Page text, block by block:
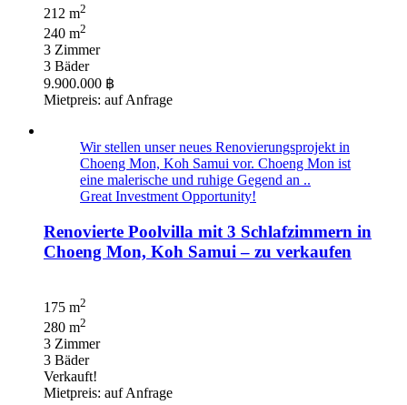
212 m2
240 m2
3 Zimmer
3 Bäder
9.900.000 ฿
Mietpreis: auf Anfrage
Wir stellen unser neues Renovierungsprojekt in
Choeng Mon, Koh Samui vor. Choeng Mon ist
eine malerische und ruhige Gegend an ..
Great Investment Opportunity!
Renovierte Poolvilla mit 3 Schlafzimmern in
Choeng Mon, Koh Samui – zu verkaufen
175 m2
280 m2
3 Zimmer
3 Bäder
Verkauft!
Mietpreis: auf Anfrage